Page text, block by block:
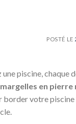
POSTÉ LE
une piscine,
margelles en pierre
votre